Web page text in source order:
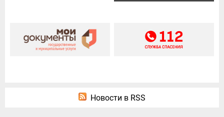
Новости в RSS